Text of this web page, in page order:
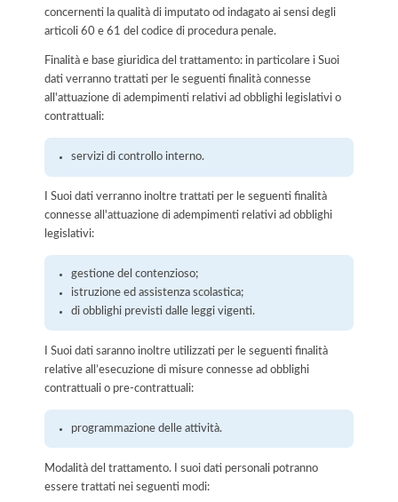
concernenti la qualità di imputato od indagato ai sensi degli
articoli 60 e 61 del codice di procedura penale.
Finalità e base giuridica del trattamento: in particolare i Suoi
dati verranno trattati per le seguenti finalità connesse
all'attuazione di adempimenti relativi ad obblighi legislativi o
contrattuali:
servizi di controllo interno.
I Suoi dati verranno inoltre trattati per le seguenti finalità
connesse all'attuazione di adempimenti relativi ad obblighi
legislativi:
gestione del contenzioso;
istruzione ed assistenza scolastica;
di obblighi previsti dalle leggi vigenti.
I Suoi dati saranno inoltre utilizzati per le seguenti finalità
relative all’esecuzione di misure connesse ad obblighi
contrattuali o pre-contrattuali:
programmazione delle attività.
Modalità del trattamento. I suoi dati personali potranno
essere trattati nei seguenti modi: